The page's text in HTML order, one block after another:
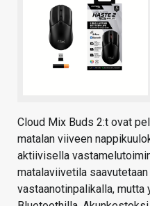
Cloud Mix Buds 2:t ovat
matalan viiveen
aktiivisella
matalaviivetila
vastaanotinpalikalla, mutta